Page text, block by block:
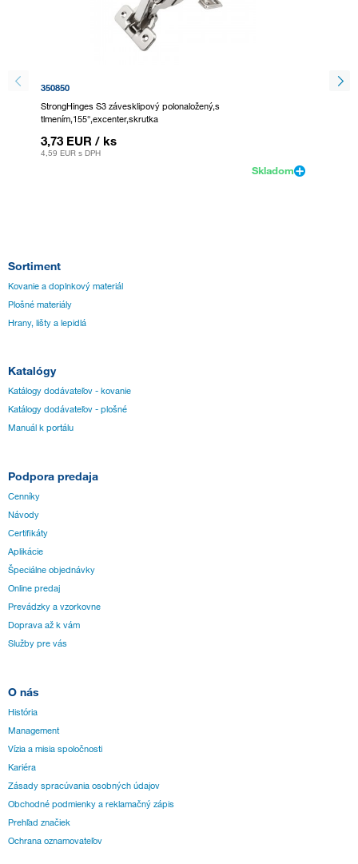
350850
StrongHinges S3 závesklipový polonaložený,s
tlmením,155°,excenter,skrutka
3,73 EUR / ks
4,59 EUR s DPH
Skladom
347828
Sortiment
Kovanie a doplnkový materiál
Plošné materiály
Hrany, lišty a lepidlá
Katalógy
Katálogy dodávateľov - kovanie
Katálogy dodávateľov - plošné
Manuál k portálu
Podpora predaja
Cenníky
Návody
Certifikáty
Aplikácie
Špeciálne objednávky
Online predaj
Prevádzky a vzorkovne
Doprava až k vám
Služby pre vás
O nás
História
Management
Vízia a misia spoločnosti
Kariéra
Zásady spracúvania osobných údajov
Obchodné podmienky a reklamačný zápis
Prehľad značiek
Ochrana oznamovateľov